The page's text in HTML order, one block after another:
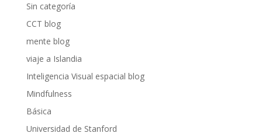
Sin categoría
CCT blog
mente blog
viaje a Islandia
Inteligencia Visual espacial blog
Mindfulness
Básica
Universidad de Stanford